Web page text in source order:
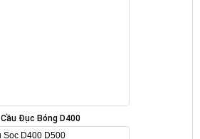
Cầu Đục Bóng D400